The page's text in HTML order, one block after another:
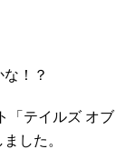
！？
「テイルズ オブ
した。